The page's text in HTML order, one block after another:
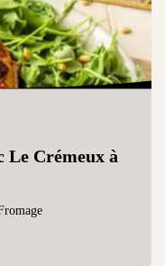
Le Crémeux à